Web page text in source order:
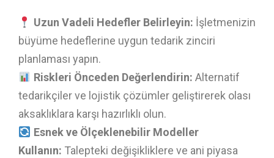
Uzun Vadeli Hedefler Belirleyin: İşletmenizin
büyüme hedeflerine uygun tedarik zinciri
planlaması yapın.
Riskleri Önceden Değerlendirin: Alternatif
tedarikçiler ve lojistik çözümler geliştirerek olası
aksaklıklara karşı hazırlıklı olun.
Esnek ve Ölçeklenebilir Modeller
Kullanın: Talepteki değişikliklere ve ani piyasa